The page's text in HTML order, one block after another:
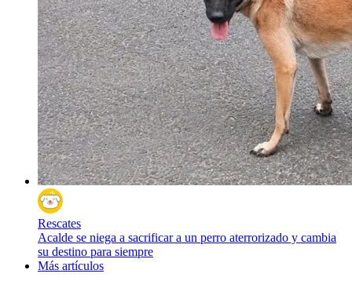
Rescates
Acalde se niega a sacrificar a un perro aterrorizado y cambia
su destino para siempre
Más artículos